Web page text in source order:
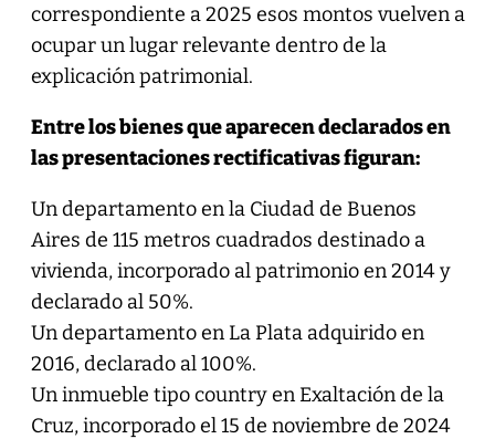
correspondiente a 2025 esos montos vuelven a
ocupar un lugar relevante dentro de la
explicación patrimonial.
Entre los bienes que aparecen declarados en
las presentaciones rectificativas figuran:
Un departamento en la Ciudad de Buenos
Aires de 115 metros cuadrados destinado a
vivienda, incorporado al patrimonio en 2014 y
declarado al 50%.
Un departamento en La Plata adquirido en
2016, declarado al 100%.
Un inmueble tipo country en Exaltación de la
Cruz, incorporado el 15 de noviembre de 2024